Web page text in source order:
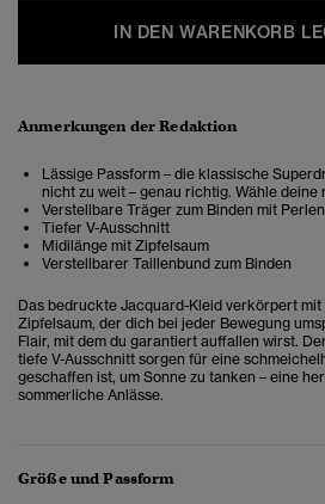
IN DEN WARENKORB
Anmerkungen der Redaktion
Lässige Passform – die klassische
nicht zu weit – genau richtig. Wähle deine
Verstellbare Träger zum Binden mit
Tiefer V-Ausschnitt
Midilänge mit Zipfelsaum
Verstellbarer Taillenbund zum Binden
Das bedruckte Jacquard-Kleid verkörpert mit
Zipfelsaum, der dich bei jeder Bewegung
Flair, mit dem du garantiert auffallen wirst.
tiefe V-Ausschnitt sorgen für eine
geschaffen ist, um Sonne zu tanken – eine
sommerliche Anlässe.
Größe und Passform